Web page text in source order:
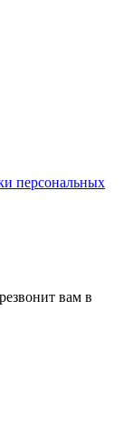
персональных
вам в